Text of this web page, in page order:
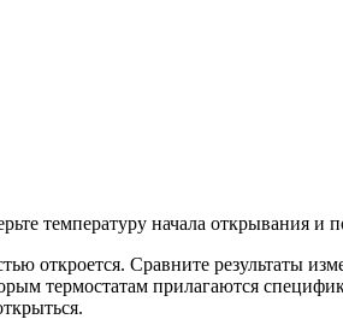
температуру начала открывания и
откроется. Сравните результаты
термостатам прилагаются